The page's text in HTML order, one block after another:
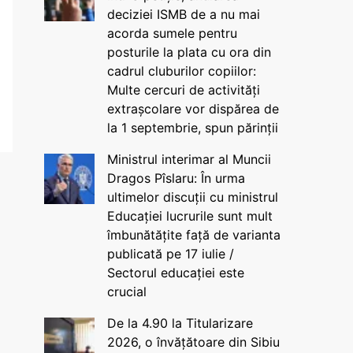
deciziei ISMB de a nu mai
acorda sumele pentru
posturile la plata cu ora din
cadrul cluburilor copiilor:
Multe cercuri de activități
extrașcolare vor dispărea de
la 1 septembrie, spun părinții
Ministrul interimar al Muncii
Dragos Pîslaru: În urma
ultimelor discuții cu ministrul
Educației lucrurile sunt mult
îmbunătățite față de varianta
publicată pe 17 iulie /
Sectorul educației este
crucial
De la 4.90 la Titularizare
2026, o învățătoare din Sibiu